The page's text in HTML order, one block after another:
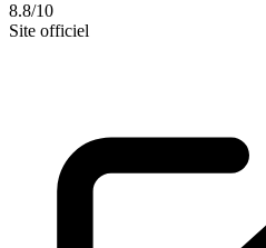
8.8/10
Site officiel